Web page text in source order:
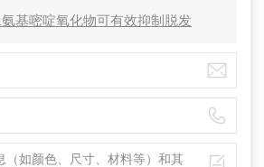
基嘧啶氧化物可有效抑制脱发